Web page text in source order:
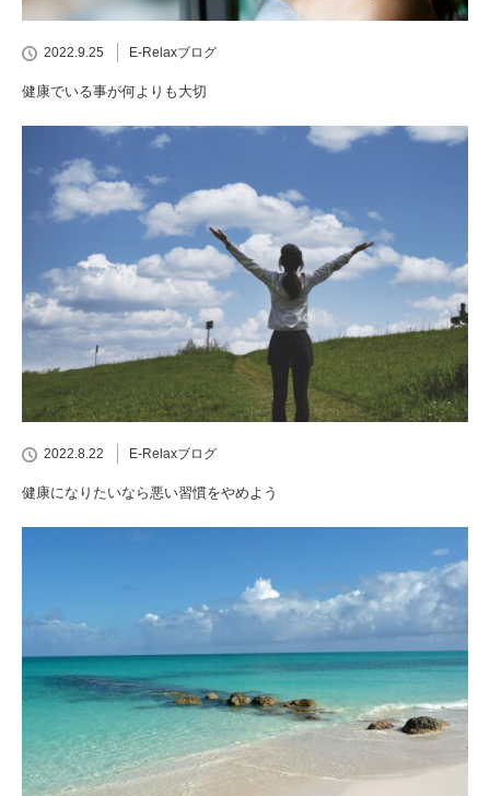
2022.9.25 E-Relaxブログ
健康でいる事が何よりも大切
2022.8.22 E-Relaxブログ
健康になりたいなら悪い習慣をやめよう